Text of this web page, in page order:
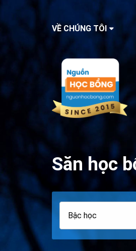
VỀ CHÚNG TÔI
Săn học